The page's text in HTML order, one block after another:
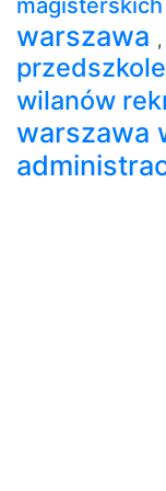
warszawa ,
wilanów
warszawa